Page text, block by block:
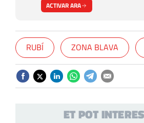
ACTIVAR ARA
RUBÍ ZONA BLAVA
ET POT